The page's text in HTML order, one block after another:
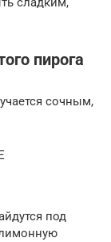
пирога
сочным,
под